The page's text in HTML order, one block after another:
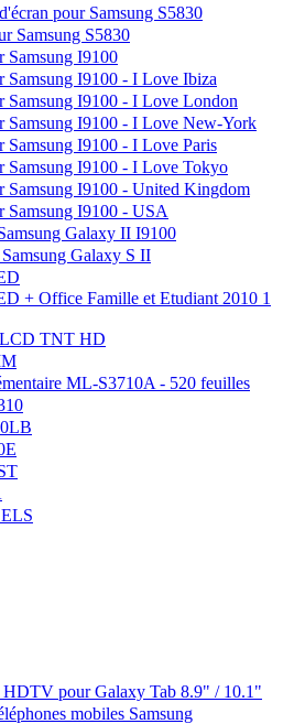
pour Samsung S5830
Samsung S5830
Samsung I9100
Samsung I9100 - I Love Ibiza
Samsung I9100 - I Love London
Samsung I9100 - I Love New-York
I9100 - I Love Paris
Samsung I9100 - I Love Tokyo
Samsung I9100 - United Kingdom
Samsung I9100 - USA
Galaxy II I9100
Galaxy S II
+ Office Famille et Etudiant 2010 1
LCD TNT HD
ML-S3710A - 520 feuilles
HDTV pour Galaxy Tab 8.9" / 10.1"
mobiles Samsung